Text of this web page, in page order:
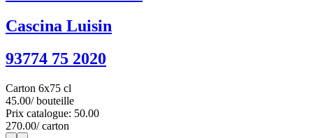
Cascina Luisin
93774 75 2020
Carton 6x75 cl
45.00/ bouteille
Prix catalogue: 50.00
270.00/ carton